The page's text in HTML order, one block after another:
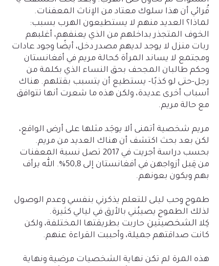
قُرائي أن هذا سلوك معتاد من الإناث المعفنات.
لماذا؟ العديد منهم لا يستطيعون الهرب بسبب:
الخوف المتجذر بداخلهم من الذي يعنفهم، أغلبهم
ربات منزل لا يوجد لديهم مصدر دخل، أيضًا وجود عادات
ومجتمع لا يساند المرأة كحالة مريم في أفغانستان
وحكم طالبان المجحف بحق النساء الذي بكلمة من
رجل-حتى لو كذبًا- يستطيع أن يتسبب بقتلهم. هناك
أسباب أخرى عديدة، ولكن هذه ما شعرت أنها تتوافق
مع حالة مريم.
مريم شخصية أتمنى ألا يوجَد مثلها على أرض الواقع،
لكن بعد بحث اكتشف أن هناك العديد من مريم.
بحسب دراسة أجريت في 2017 تصل نسبة المعفنات
من قِبل أزواجهن في أفغانستان إلى 50,8%. الله يرأف
بهم ويكون بعونهم.
طموح وحب ليلى للتعلم يذكرني بنفسي وعدم الوصول
لذلك الطموح يصيبُني بالأرق في ليالي كثيرة.
كِلا الشخصيتين حاربت بطريقتها المختلفة، ولكن
كانت صداقتهم جميلة، وأحببت القراءة عنهم.
هذه المرة لم تكن نهاية الشخصيات مرضية ونهاية